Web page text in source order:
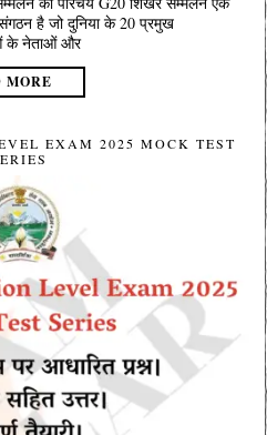
संगठन है जो दुनिया के 20 प्रमुख
के नेताओं और
MORE
EXAM 2025 MOCK TEST